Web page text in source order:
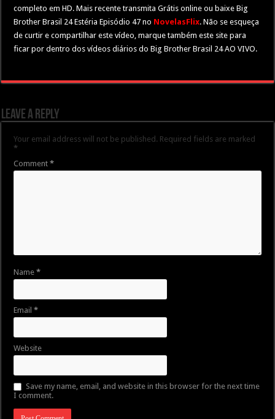
completo em HD. Mais recente transmita Grátis online ou baixe Big
Brother Brasil 24 Estéria Episódio 47 no NovelasFlix. Não se esqueça
de curtir e compartilhar este vídeo, marque também este site para
ficar por dentro dos vídeos diários do Big Brother Brasil 24 AO VIVO.
Leave a Reply
Your email address will not be published. Required fields are marked
*
Comment*
Name*
Email*
Website
Save my name, email, and website in this browser for the next time
I comment.